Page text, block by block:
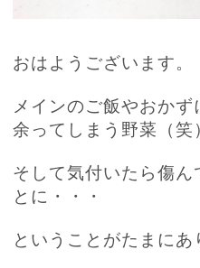
おはようございます。
メインのご飯やおか
余ってしまう野菜（笑
そして気付いたら傷ん
とに・・・
ということがたまにあ